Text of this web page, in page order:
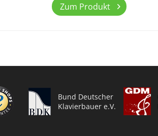
Zum Produkt
Bund Deutscher
Klavierbauer e.V.